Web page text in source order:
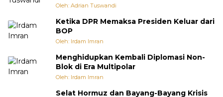
Oleh: Adrian Tuswandi
Ketika DPR Memaksa Presiden Keluar dari
BOP
Oleh: Irdam Imran
Menghidupkan Kembali Diplomasi Non-
Blok di Era Multipolar
Oleh: Irdam Imran
Selat Hormuz dan Bayang-Bayang Krisis